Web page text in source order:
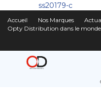
ss20179-c
Accueil Nos Marques
Opty Distribution dans le monde